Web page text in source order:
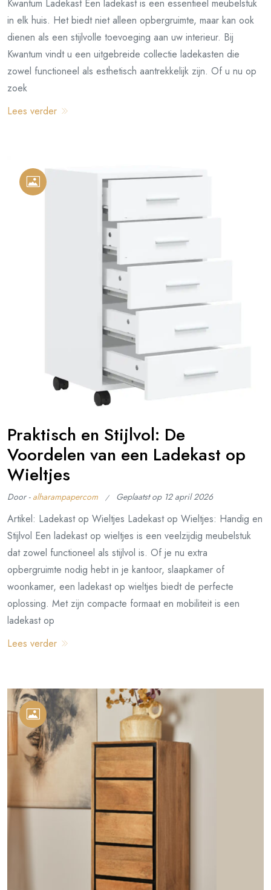
Kwantum Ladekast Een ladekast is een essentieel meubelstuk
in elk huis. Het biedt niet alleen opbergruimte, maar kan ook
dienen als een stijlvolle toevoeging aan uw interieur. Bij
Kwantum vindt u een uitgebreide collectie ladekasten die
zowel functioneel als esthetisch aantrekkelijk zijn. Of u nu op
zoek
Lees verder
Praktisch en Stijlvol: De
Voordelen van een Ladekast op
Wieltjes
Door - alharampapercom Geplaatst op 12 april 2026
Artikel: Ladekast op Wieltjes Ladekast op Wieltjes: Handig en
Stijlvol Een ladekast op wieltjes is een veelzijdig meubelstuk
dat zowel functioneel als stijlvol is. Of je nu extra
opbergruimte nodig hebt in je kantoor, slaapkamer of
woonkamer, een ladekast op wieltjes biedt de perfecte
oplossing. Met zijn compacte formaat en mobiliteit is een
ladekast op
Lees verder